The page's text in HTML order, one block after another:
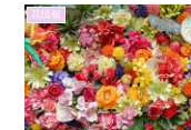
花情報